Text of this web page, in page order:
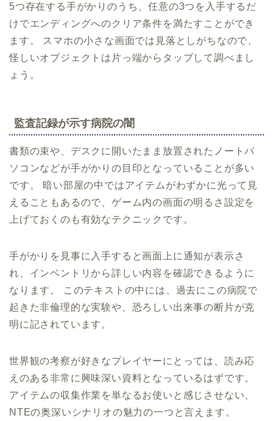
5つ存在する手がかりのうち、任意の3つを入手するだ
けでエンディングへのクリア条件を満たすことができ
ます。 スマホの小さな画面では見落としがちなので、
怪しいオブジェクトは片っ端からタップして調べまし
ょう。
監査記録が示す病院の闇
書類の束や、デスクに開いたまま放置されたノートパ
ソコンなどが手がかりの目印となっていることが多い
です。 暗い部屋の中ではアイテムがわずかに光って見
えることもあるので、ゲーム内の画面の明るさ設定を
上げておくのも有効なテクニックです。
手がかりを見事に入手すると画面上に通知が表示さ
れ、インベントリから詳しい内容を確認できるように
なります。 このテキストの中には、過去にこの病院で
起きた非倫理的な実験や、恐ろしい出来事の断片が克
明に記されています。
世界観の考察が好きなプレイヤーにとっては、読み応
えのある非常に興味深い資料となっているはずです。
アイテムの収集作業を単なるお使いと感じさせない、
NTEの奥深いシナリオの魅力の一つと言えます。